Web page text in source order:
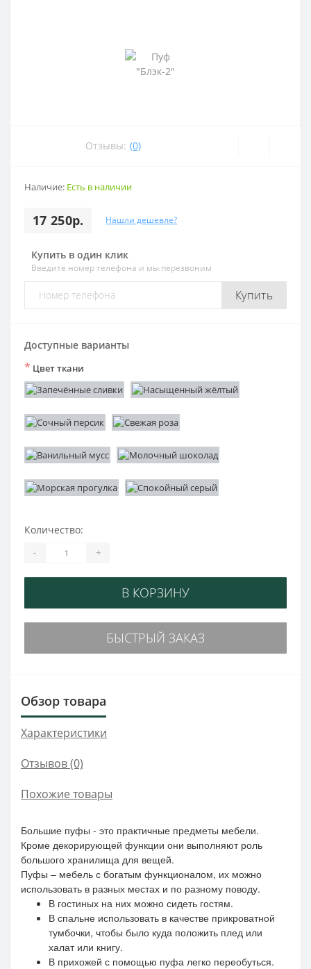
Отзывы: (0)
Наличие: Есть в наличии
17 250р. Нашли дешевле?
Купить в один клик
Введите номер телефона и мы перезвоним
Купить
Доступные варианты
* Цвет ткани
Количество:
- +
В КОРЗИНУ
БЫСТРЫЙ ЗАКАЗ
Обзор товара
Характеристики
Отзывов (0)
Похожие товары
Большие пуфы - это практичные предметы мебели.
Кроме декорирующей функции они выполняют роль
большого хранилища для вещей.
Пуфы – мебель с богатым функционалом, их можно
использовать в разных местах и по разному поводу.
В гостиных на них можно сидеть гостям.
В спальне использовать в качестве прикроватной
тумбочки, чтобы было куда положить плед или
халат или книгу.
В прихожей с помощью пуфа легко переобуться.